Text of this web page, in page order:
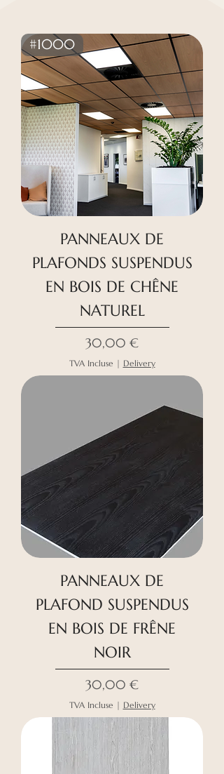
#1000
PANNEAUX DE
PLAFONDS SUSPENDUS
EN BOIS DE CHÊNE
NATUREL
Prix
30,00 €
TVA Incluse | Delivery
PANNEAUX DE
PLAFOND SUSPENDUS
EN BOIS DE FRÊNE
NOIR
Prix
30,00 €
TVA Incluse | Delivery